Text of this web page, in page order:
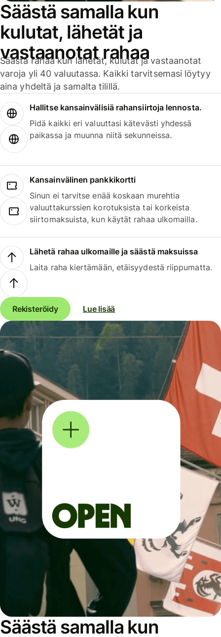
Säästä samalla kun
kulutat, lähetät ja
vastaanotat rahaa
Säästä rahaa kun lähetät, kulutat ja vastaanotat
varoja yli 40 valuutassa. Kaikki tarvitsemasi löytyy
aina yhdeltä ja samalta tilillä.
Hallitse kansainvälisiä rahansiirtoja lennosta.
Pidä kaikki eri valuuttasi kätevästi yhdessä
paikassa ja muunna niitä sekunneissa.
Kansainvälinen pankkikortti
Sinun ei tarvitse enää koskaan murehtia
valuuttakurssien korotuksista tai korkeista
siirtomaksuista, kun käytät rahaa ulkomailla.
Lähetä rahaa ulkomaille ja säästä maksuissa
Laita raha kiertämään, etäisyydestä riippumatta.
Rekisteröidy Lue lisää
Säästä samalla kun